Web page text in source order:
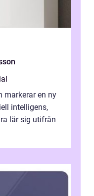
markerar en ny
intelligens,
lär sig utifrån